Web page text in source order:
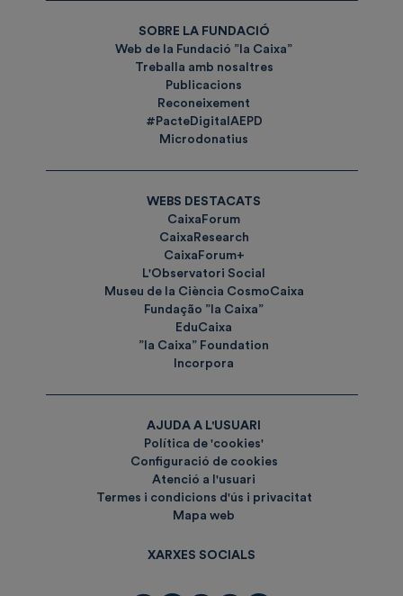
SOBRE LA FUNDACIÓ
Web de la Fundació ”la Caixa”
Treballa amb nosaltres
Publicacions
Reconeixement
#PacteDigitalAEPD
Microdonatius
WEBS DESTACATS
CaixaForum
CaixaResearch
CaixaForum+
L'Observatori Social
Museu de la Ciència CosmoCaixa
Fundação ”la Caixa”
EduCaixa
”la Caixa” Foundation
Incorpora
AJUDA A L'USUARI
Política de 'cookies'
Configuració de cookies
Atenció a l'usuari
Termes i condicions d'ús i privacitat
Mapa web
XARXES SOCIALS